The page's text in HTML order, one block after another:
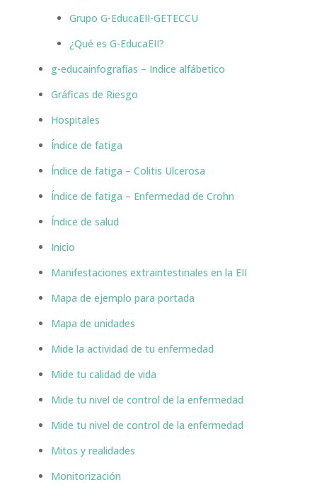
Grupo G-EducaEII-GETECCU
¿Qué es G-EducaEII?
g-educainfografías – Indice alfábetico
Gráficas de Riesgo
Hospitales
Índice de fatiga
Índice de fatiga – Colitis Ulcerosa
Índice de fatiga – Enfermedad de Crohn
Índice de salud
Inicio
Manifestaciones extraintestinales en la EII
Mapa de ejemplo para portada
Mapa de unidades
Mide la actividad de tu enfermedad
Mide tu calidad de vida
Mide tu nivel de control de la enfermedad
Mide tu nivel de control de la enfermedad
Mitos y realidades
Monitorización